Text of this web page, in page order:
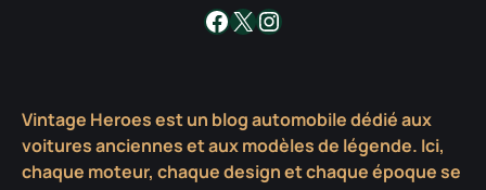
Facebook
X Instagram
Vintage Heroes est un blog automobile dédié aux
voitures anciennes et aux modèles de légende. Ici,
chaque moteur, chaque design et chaque époque se